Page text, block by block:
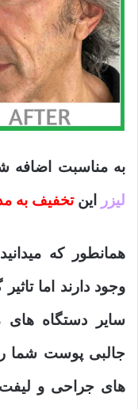
به مناسبت اضافه
لیزر
اینتخفیف به
همانطور که
وجود دارند اما
سایر دستگاه
جالبی پوست شما
های جراحی و لیفت